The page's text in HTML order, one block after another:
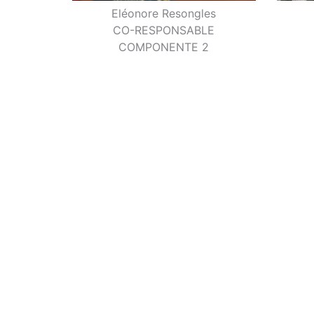
Eléonore Resongles
CO-RESPONSABLE
COMPONENTE 2